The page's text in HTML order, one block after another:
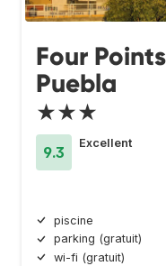
Four
Puebla
★★★
9.3
Excellent
piscine
parking (gratuit)
wi-fi (gratuit)